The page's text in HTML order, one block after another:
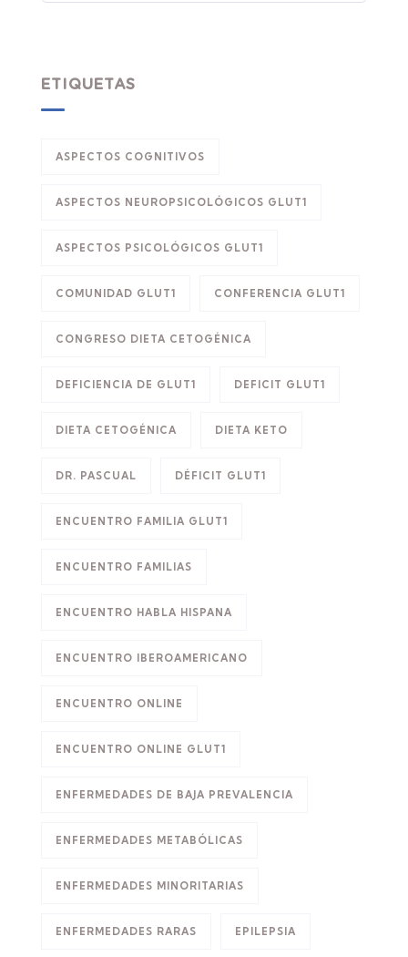
ETIQUETAS
ASPECTOS COGNITIVOS
ASPECTOS NEUROPSICOLÓGICOS GLUT1
ASPECTOS PSICOLÓGICOS GLUT1
COMUNIDAD GLUT1 CONFERENCIA GLUT1
CONGRESO DIETA CETOGÉNICA
DEFICIENCIA DE GLUT1 DEFICIT GLUT1
DIETA CETOGÉNICA DIETA KETO
DR. PASCUAL DÉFICIT GLUT1
ENCUENTRO FAMILIA GLUT1
ENCUENTRO FAMILIAS
ENCUENTRO HABLA HISPANA
ENCUENTRO IBEROAMERICANO
ENCUENTRO ONLINE
ENCUENTRO ONLINE GLUT1
ENFERMEDADES DE BAJA PREVALENCIA
ENFERMEDADES METABÓLICAS
ENFERMEDADES MINORITARIAS
ENFERMEDADES RARAS EPILEPSIA